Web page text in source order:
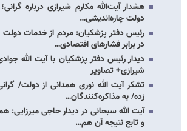
هشدار آیت‌الله مکارم شیرازی درباره
دولت چاره‌اندیشی…
رئیس دفتر پزشکیان: مردم از خدمات
در برابر فشارهای اقتصادی…
دیدار رئیس دفتر پزشکیان با آیت الله
شیرازی+ تصاویر
تشکر آیت الله نوری همدانی از دولت/
زده/ به مذاکره‌کنندگان…
آیت الله سبحانی در دیدار حاجی میرزایی:
و تابع نتیجه آن هم…